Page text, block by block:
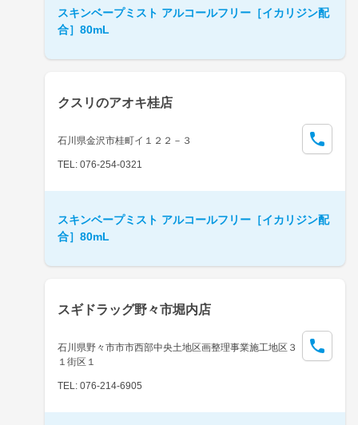
スキンベープミスト アルコールフリー［イカリジン配
合］80mL
クスリのアオキ桂店
石川県金沢市桂町イ１２２－３
TEL: 076-254-0321
スキンベープミスト アルコールフリー［イカリジン配
合］80mL
スギドラッグ野々市堀内店
石川県野々市市市西部中央土地区画整理事業施工地区３
１街区１
TEL: 076-214-6905